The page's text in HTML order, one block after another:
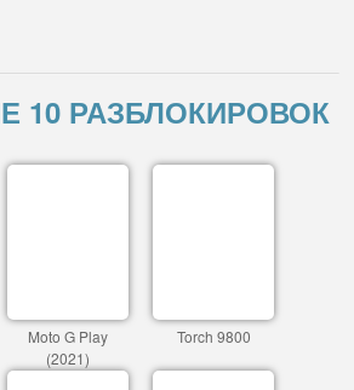
10 РАЗБЛОКИРОВОК
Moto G Play
(2021)
Torch 9800